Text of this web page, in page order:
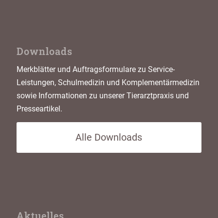
Computer-Tomographie
Szintigraphie
Downloads
Merkblätter und Auftragsformulare zu Service-
Leistungen, Schulmedizin und Komplementärmedizin
sowie Informationen zu unserer Tierarztpraxis und
Presseartikel.
Alle Downloads
Aktuelles